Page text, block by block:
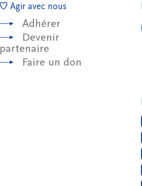
Agir avec nous
Adhérer
Devenir
partenaire
Faire un don